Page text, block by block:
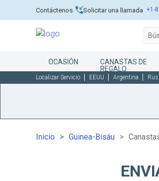
Contáctenos Solicitar una llamada +1-
OCASIÓN
CANASTAS DE
REGALO
Localizar Servicio EEUU Argentina
Inicio Guinea-Bisáu